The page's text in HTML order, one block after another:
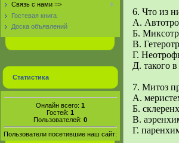
Связь с нами =>
Гостевая книга
Доска объявлений
Статистика
Онлайн всего: 1
Гостей: 1
Пользователей: 0
Пользователи посетившие наш сайт:
6. Что из
А.
Б.
В.
Г.
Д. такого
7. Митоз
А.
Б.
В.
Г.